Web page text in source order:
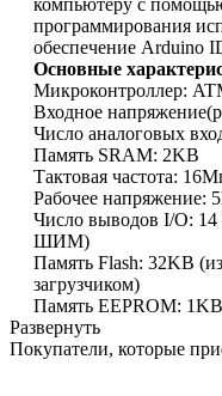
компьютеру с
программирования
обеспечение Arduino
Основные
Микроконтроллер:
Входное
Число аналоговых
Память SRAM: 2KB
Тактовая частота:
Рабочее напряжение:
Число выводов I/O: 14
ШИМ)
Память Flash: 32KB
загрузчиком)
Память EEPROM: 1KB
Развернуть
Покупатели, которые